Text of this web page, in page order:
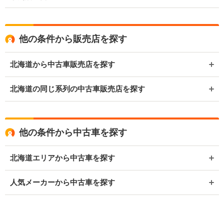
他の条件から販売店を探す
北海道から中古車販売店を探す
北海道の同じ系列の中古車販売店を探す
他の条件から中古車を探す
北海道エリアから中古車を探す
人気メーカーから中古車を探す